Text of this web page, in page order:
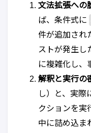
文法拡張への
ば、条件式に
件が追加され
ストが発生し
に複雑化し、
解釈と実行の
し）と、実際
クションを実
中に詰め込ま